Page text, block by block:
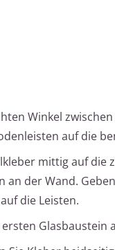
Winkel
auf die
mittig auf
der Wand.
die Leisten.
ersten Glasbaustein